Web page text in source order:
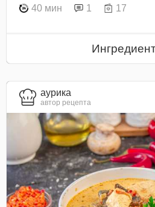
40 мин 1 17
aурика
автор рецепта